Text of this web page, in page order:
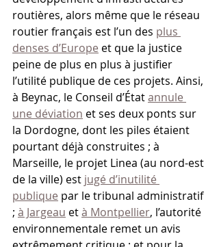
routières, alors même que le réseau
routier français est l’un des plus
denses d’Europe et que la justice
peine de plus en plus à justifier
l’utilité publique de ces projets. Ainsi,
à Beynac, le Conseil d’État annule
une déviation et ses deux ponts sur
la Dordogne, dont les piles étaient
pourtant déjà construites ; à
Marseille, le projet Linea (au nord-est
de la ville) est jugé d’inutilité
publique par le tribunal administratif
; à Jargeau et à Montpellier, l’autorité
environnementale remet un avis